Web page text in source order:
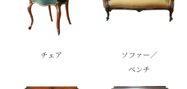
チェア
ソファー／
ベンチ